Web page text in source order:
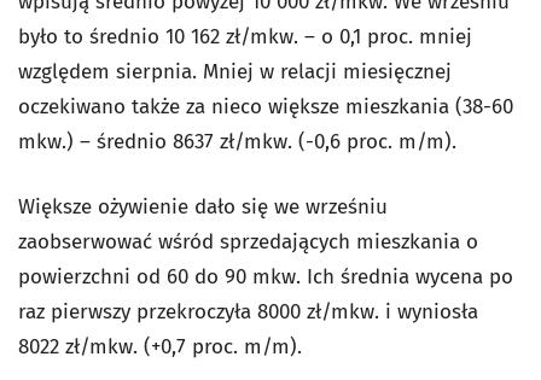
było to średnio 10 162 zł/mkw. – o 0,1 proc. mniej
względem sierpnia. Mniej w relacji miesięcznej
oczekiwano także za nieco większe mieszkania (38-60
mkw.) – średnio 8637 zł/mkw. (-0,6 proc. m/m).
Większe ożywienie dało się we wrześniu
zaobserwować wśród sprzedających mieszkania o
powierzchni od 60 do 90 mkw. Ich średnia wycena po
raz pierwszy przekroczyła 8000 zł/mkw. i wyniosła
8022 zł/mkw. (+0,7 proc. m/m).